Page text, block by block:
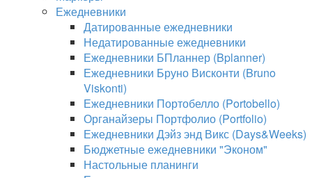
Ежедневники
Датированные ежедневники
Недатированные ежедневники
Ежедневники БПланнер (Bplanner)
Ежедневники Бруно Висконти (Bruno
Viskonti)
Ежедневники Портобелло (Portobello)
Органайзеры Портфолио (Portfolio)
Ежедневники Дэйз энд Викс (Days&Weeks)
Бюджетные ежедневники "Эконом"
Настольные планинги